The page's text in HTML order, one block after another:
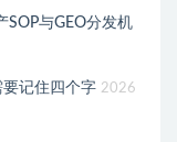
SOP与GEO分发机
记住四个字 2026